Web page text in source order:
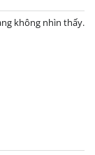
không nhìn thấy.